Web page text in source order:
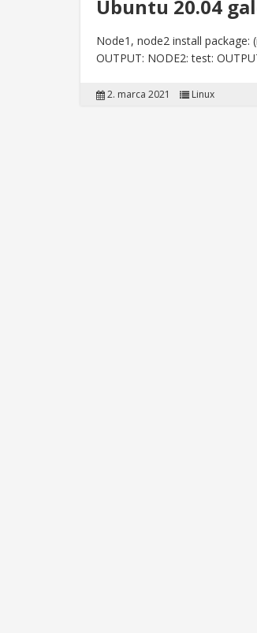
Ubuntu 20.04
Node1, node2 install
OUTPUT: NODE2: test:
2. marca 2021 Linux